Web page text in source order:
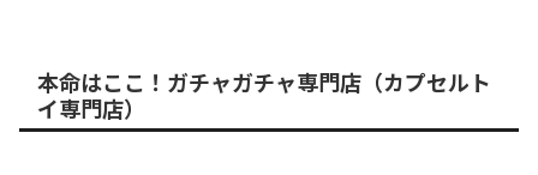
本命はここ！ガチャガチャ専門店（カプセルト
イ専門店）